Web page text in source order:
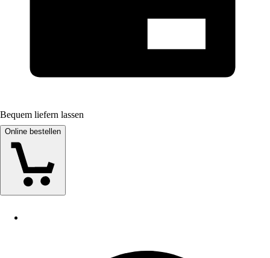
Bequem liefern lassen
Online bestellen